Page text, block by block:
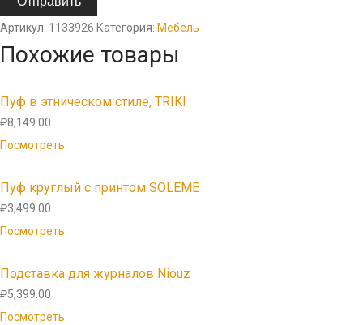
Артикул: 1133926 Категория: Мебель
Похожие товары
Пуф в этническом стиле, TRIKI
₽8,149.00
Посмотреть
Пуф круглый с принтом SOLEME
₽3,499.00
Посмотреть
Подставка для журналов Niouz
₽5,399.00
Посмотреть